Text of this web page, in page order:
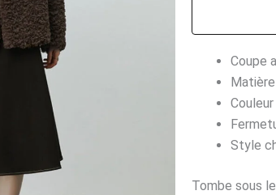
Coupe
Style
Tombe sous